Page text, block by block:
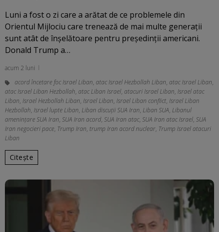
Luni a fost o zi care a arătat de ce problemele din
Orientul Mijlociu care trenează de mai multe generații
sunt atât de înșelătoare pentru președinții americani.
Donald Trump a…
acum 2 luni
acord încetare foc Israel Liban, atac Israel Hezbollah Liban, atac Israel Liban,
atac Israel Liban Hezbollah, atac Liban Israel, atacuri Israel Liban, Israel atac
Liban, Israel Hezbollah Liban, Israel Liban, Israel Liban conflict, Israel Liban
Hezbollah, Israel lupte Liban, Liban discuții SUA Iran, Liban SUA, Libanul
amenințare SUA Iran, SUA Iran acord, SUA Iran atac, SUA Iran atac Israel, SUA
Iran negocieri pace, Trump Iran, trump Iran acord nuclear, Trump Israel atacuri
Liban
Citește